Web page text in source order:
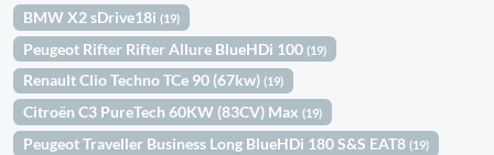
BMW X2 sDrive18i(19)
Peugeot Rifter Rifter Allure BlueHDi 100(19)
Renault Clio Techno TCe 90 (67kw)(19)
Citroën C3 PureTech 60KW (83CV) Max(19)
Peugeot Traveller Business Long BlueHDi 180 S&S EAT8(19)